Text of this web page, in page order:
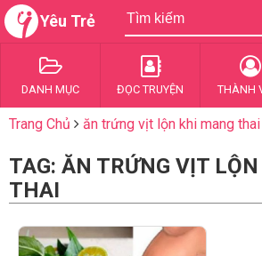
Yêu Trẻ
DANH MỤC ĐỌC TRUYỆN THÀNH
Trang Chủ ăn trứng vịt lộn khi mang thai
TAG: ĂN TRỨNG VỊT
THAI